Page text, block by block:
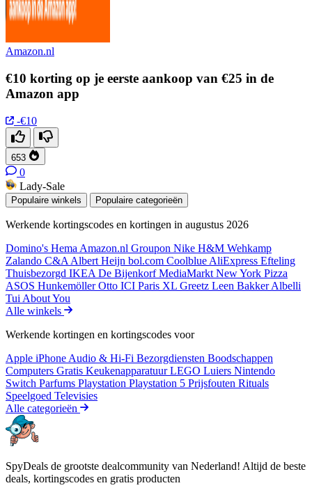
Amazon.nl
€10 korting op je eerste aankoop van €25 in de
Amazon app
-€10
653
0
Lady-Sale
Populaire winkels Populaire categorieën
Werkende kortingscodes en kortingen in augustus 2026
Domino's Hema Amazon.nl Groupon Nike H&M Wehkamp
Zalando C&A Albert Heijn bol.com Coolblue AliExpress Efteling
Thuisbezorgd IKEA De BijenkorfMediaMarkt New York Pizza
ASOS HunkemöllerOtto ICI Paris XL Greetz Leen BakkerAlbelli
Tui About You
Alle winkels
Werkende kortingen en kortingscodes voor
Apple iPhone Audio & Hi-Fi Bezorgdiensten Boodschappen
Computers Gratis KeukenapparatuurLEGO Luiers Nintendo
Switch Parfums Playstation Playstation 5 Prijsfouten Rituals
Speelgoed Televisies
Alle categorieën
SpyDeals de grootste dealcommunity van Nederland! Altijd de beste
deals, kortingscodes en gratis producten